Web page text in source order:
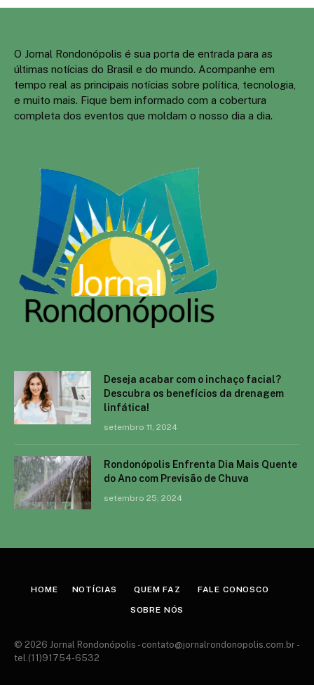
O Jornal Rondonópolis é sua porta de entrada para as
últimas notícias do Brasil e do mundo. Acompanhe em
tempo real as principais notícias sobre política, tecnologia,
e muito mais. Fique bem informado com a cobertura
completa dos eventos que moldam o nosso dia a dia.
Deseja acabar com o inchaço facial?
Descubra os benefícios da drenagem
linfática!
setembro 11, 2024
Rondonópolis Enfrenta Dia Mais Quente
do Ano com Previsão de Chuva
setembro 25, 2024
HOME NOTÍCIAS QUEM FAZ FALE CONOSCO
SOBRE NÓS
© 2026 Jornal Rondonópolis - contato@jornalrondonopolis.com.br -
tel.(11)91754-6532